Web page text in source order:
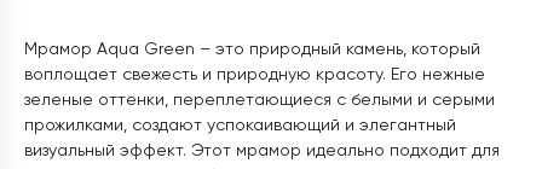
Мрамор Aqua Green – это природный камень, который
воплощает свежесть и природную красоту. Его нежные
зеленые оттенки, переплетающиеся с белыми и серыми
прожилками, создают успокаивающий и элегантный
визуальный эффект. Этот мрамор идеально подходит для